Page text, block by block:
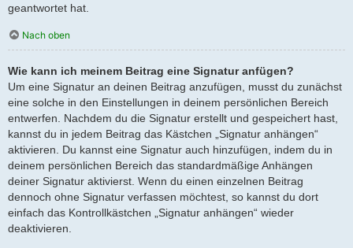
geantwortet hat.
Nach oben
Wie kann ich meinem Beitrag eine Signatur anfügen?
Um eine Signatur an deinen Beitrag anzufügen, musst du zunächst
eine solche in den Einstellungen in deinem persönlichen Bereich
entwerfen. Nachdem du die Signatur erstellt und gespeichert hast,
kannst du in jedem Beitrag das Kästchen „Signatur anhängen“
aktivieren. Du kannst eine Signatur auch hinzufügen, indem du in
deinem persönlichen Bereich das standardmäßige Anhängen
deiner Signatur aktivierst. Wenn du einen einzelnen Beitrag
dennoch ohne Signatur verfassen möchtest, so kannst du dort
einfach das Kontrollkästchen „Signatur anhängen“ wieder
deaktivieren.